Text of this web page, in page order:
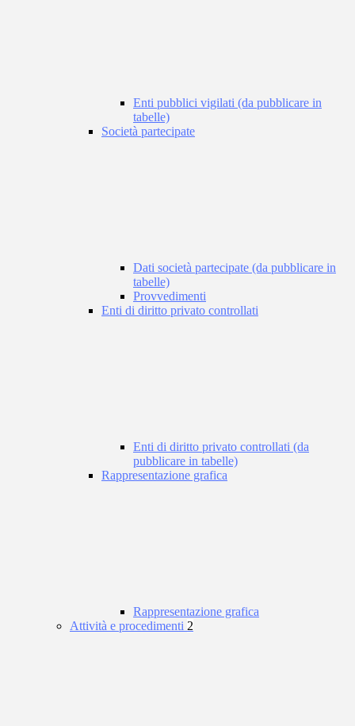
Enti pubblici vigilati (da pubblicare in
tabelle)
Società partecipate
Dati società partecipate (da pubblicare in
tabelle)
Provvedimenti
Enti di diritto privato controllati
Enti di diritto privato controllati (da
pubblicare in tabelle)
Rappresentazione grafica
Rappresentazione grafica
Attività e procedimenti 2